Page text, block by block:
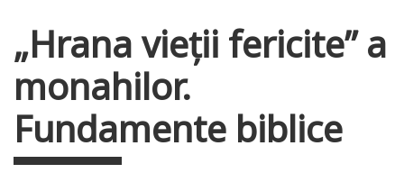
Eşti aici
„Hrana vieţii fericite” a
monahilor.
Fundamente biblice